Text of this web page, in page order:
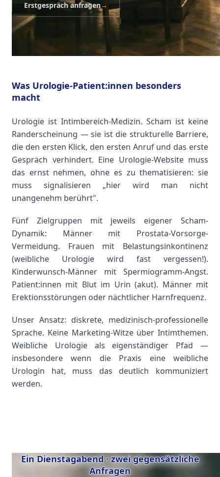
Erstgespräch anfragen→
Was Urologie-Patient:innen besonders
macht
Urologie ist Intimbereich-Medizin. Scham ist keine
Randerscheinung — sie ist die strukturelle Barriere,
die den ersten Klick, den ersten Anruf und das erste
Gespräch verhindert. Eine Urologie-Website muss
das ernst nehmen, ohne es zu thematisieren: sie
muss signalisieren „hier wird man nicht
unangenehm berührt".
Fünf Zielgruppen mit jeweils eigener Scham-
Dynamik: Männer mit Prostata-Vorsorge-
Vermeidung. Frauen mit Belastungsinkontinenz
(weibliche Urologie wird fast vergessen!).
Kinderwunsch-Männer mit Spermiogramm-Angst.
Patient:innen mit Blut im Urin (akut). Männer mit
Erektionsstörungen oder nächtlicher Harnfrequenz.
Unser Ansatz: diskrete, medizinisch-professionelle
Sprache. Keine Marketing-Witze über Intimthemen.
Weibliche Urologie als eigenständiger Pfad —
insbesondere wenn die Praxis eine weibliche
Urologin hat, muss das deutlich kommuniziert
werden.
Ein Dienstagabend · zwei gegensätzliche
Anfragen